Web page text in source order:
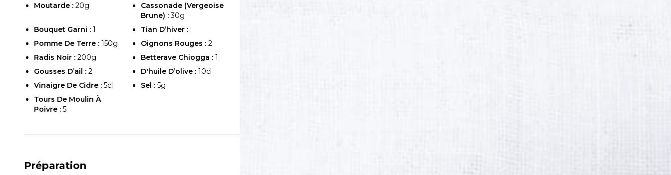
Moutarde : 20g
Cassonade (vergeoise
Brune) :30g
Bouquet Garni : 1
Tian D’hiver :
Pomme De Terre : 150g Oignons Rouges : 2
Radis Noir : 200g Betterave Chiogga : 1
Gousses D’ail : 2 D'huile D’olive : 10cl
Vinaigre De Cidre : 5cl Sel : 5g
Tours De Moulin À
Poivre : 5
Préparation